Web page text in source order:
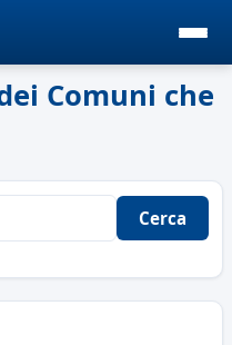
Comuni che
Cerca